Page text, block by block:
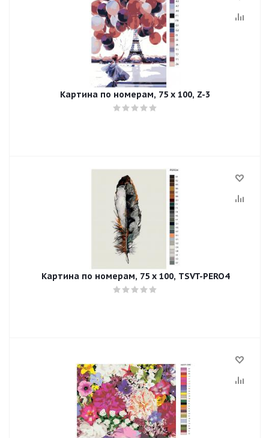
Картина по номерам, 75 x 100, Z-3
Картина по номерам, 75 x 100, TSVT-PERO4